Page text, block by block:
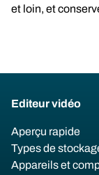
et loin, et
Editeur vidéo
Aperçu rapide
Types de
Appareils et